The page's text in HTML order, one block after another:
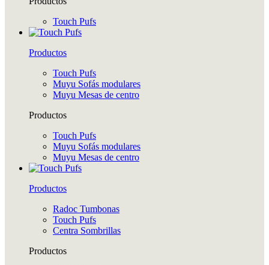
Touch Pufs
Productos
Touch Pufs
Muyu Sofás modulares
Muyu Mesas de centro
Productos
Touch Pufs
Muyu Sofás modulares
Muyu Mesas de centro
Productos
Radoc Tumbonas
Touch Pufs
Centra Sombrillas
Productos